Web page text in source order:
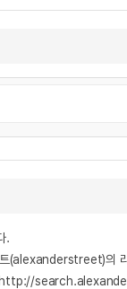
.
트(alexanderstreet)의
: http://